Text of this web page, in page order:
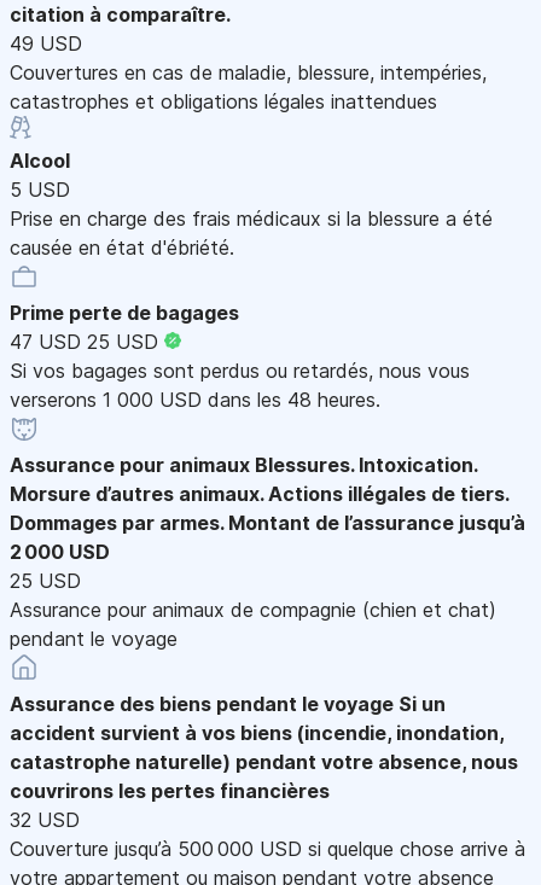
citation à comparaître.
49 USD
Couvertures en cas de maladie, blessure, intempéries,
catastrophes et obligations légales inattendues
Alcool
5 USD
Prise en charge des frais médicaux si la blessure a été
causée en état d'ébriété.
Prime perte de bagages
47 USD 25 USD
Si vos bagages sont perdus ou retardés, nous vous
verserons 1 000 USD dans les 48 heures.
Assurance pour animaux Blessures. Intoxication.
Morsure d’autres animaux. Actions illégales de tiers.
Dommages par armes. Montant de l’assurance jusqu’à
2 000 USD
25 USD
Assurance pour animaux de compagnie (chien et chat)
pendant le voyage
Assurance des biens pendant le voyage Si un
accident survient à vos biens (incendie, inondation,
catastrophe naturelle) pendant votre absence, nous
couvrirons les pertes financières
32 USD
Couverture jusqu’à 500 000 USD si quelque chose arrive à
votre appartement ou maison pendant votre absence